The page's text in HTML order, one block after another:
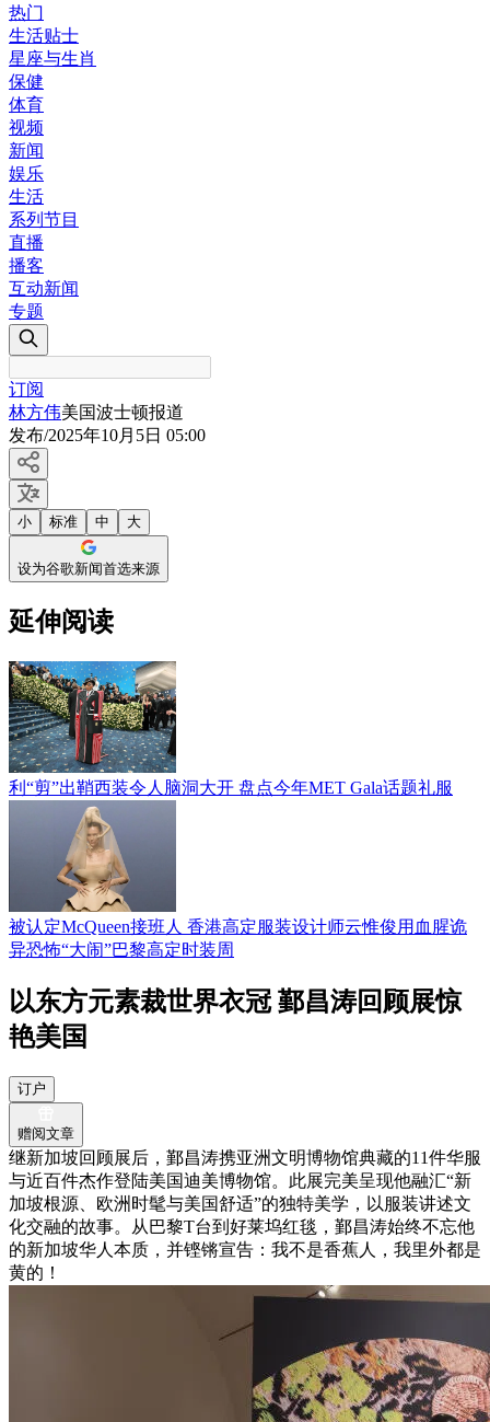
热门
生活贴士
星座与生肖
保健
体育
视频
新闻
娱乐
生活
系列节目
直播
播客
互动新闻
专题
订阅
林方伟美国波士顿报道
发布/2025年10月5日 05:00
小 标准 中 大
设为谷歌新闻首选来源
延伸阅读
利“剪”出鞘西装令人脑洞大开 盘点今年MET Gala话题礼服
被认定McQueen接班人 香港高定服装设计师云惟俊用血腥诡
异恐怖“大闹”巴黎高定时装周
以东方元素裁世界衣冠 鄞昌涛回顾展惊
艳美国
订户
赠阅文章
继新加坡回顾展后，鄞昌涛携亚洲文明博物馆典藏的11件华服
与近百件杰作登陆美国迪美博物馆。此展完美呈现他融汇“新
加坡根源、欧洲时髦与美国舒适”的独特美学，以服装讲述文
化交融的故事。从巴黎T台到好莱坞红毯，鄞昌涛始终不忘他
的新加坡华人本质，并铿锵宣告：我不是香蕉人，我里外都是
黄的！